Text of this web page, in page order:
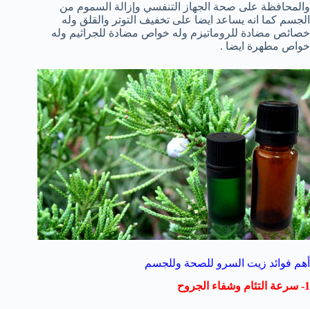
والمحافظة على صحة الجهاز التنفسي وإزالة السموم من
الجسم كما انه يساعد ايضا على تخفيف التوتر والقلق وله
خصائص مضادة للروماتيزم وله خواص مضادة للجراثيم وله
خواص مطهرة ايضا .
أهم فوائد زيت السرو للصحة وللجسم
1- سرعة التئام وشفاء الجروح